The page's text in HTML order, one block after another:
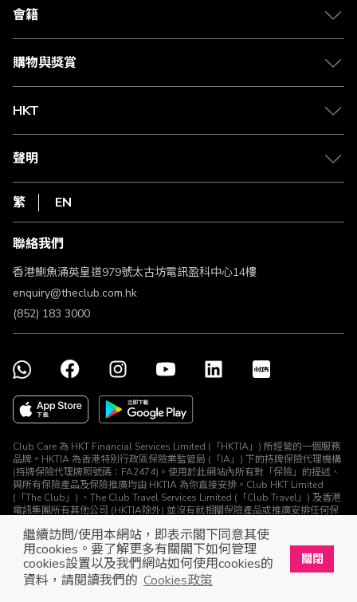
繼續訪問/使用本網站，即表示閣下同意其使
用cookies。要了解更多有關閣下如何管理
cookies設置以及我們網站如何使用cookies的
資料，請閱讀我們的 Cookies政策
關閉
合作夥伴
媒體中心
會籍
會籍及專屬禮遇
賺取積分
購物與獎賞
物流與配送
Club Shopping 商品領取站
常見問題
HKT
csl.
1010
HKT
聲明
私隱聲明
使用條款
條款及細則
不歧視及不騷擾聲明
認可牌照及通告
繁 EN
聯絡我們
香港鰂魚涌英皇道979號太古坊電訊盈科中心14樓
enquiry@theclub.com.hk
(852) 183 3000
Club Care 為 HKT Financial Services Limited (「HKTIA」) 所經營的一個服務
品牌。HKTIA 為香港特別行政區保險業監管局 (「IA」) 下的持牌保險代理機構
(持牌保險代理牌照號碼：FA2474)。使用於此網站內所有對「保險」的提述、
與所有保險產品及保險推廣均由 HKTIA 為你直接安排。Club HKT Limited
(「The Club」) 、The Club Travel Services Limited (「Club Travel」) 及香港
電訊集團所有其他公司 (HKTIA除外) 並沒有就相關保險產品或推廣安排任何保
© The Club 2026. 保留所有權利
立即下載The Club手機app
展開屬於你的獎賞之旅
開啟